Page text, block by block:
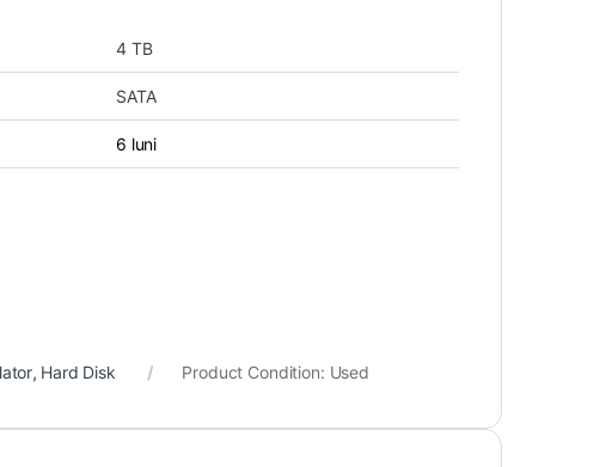
4 TB
SATA
6 luni
, Hard Disk Product Condition: Used